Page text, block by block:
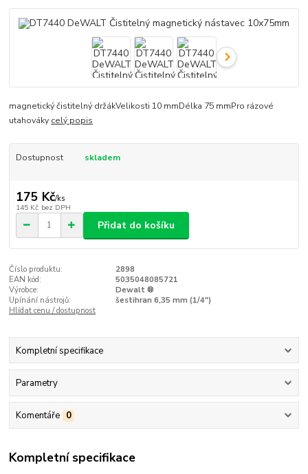
magnetický čistitelný držákVelikosti 10 mmDélka 75 mmPro rázové
utahováky celý popis
Dostupnost skladem
175 Kč/ks
145 Kč bez DPH
Přidat do košíku
Číslo produktu:
2898
EAN kód:
5035048085721
Výrobce:
Dewalt ®
Upínání nástrojů:
šestihran 6,35 mm (1/4")
Hlídat cenu / dostupnost
Kompletní specifikace
Parametry
Komentáře 0
Kompletní specifikace